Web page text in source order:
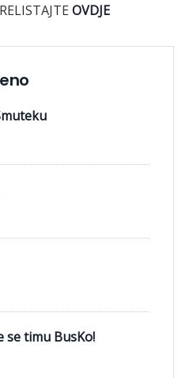
OVDJE
se timu BusKo!